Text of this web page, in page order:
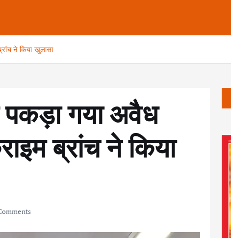
ने किया खुलासा
पकड़ा गया अवैध
ब्रांच ने किया